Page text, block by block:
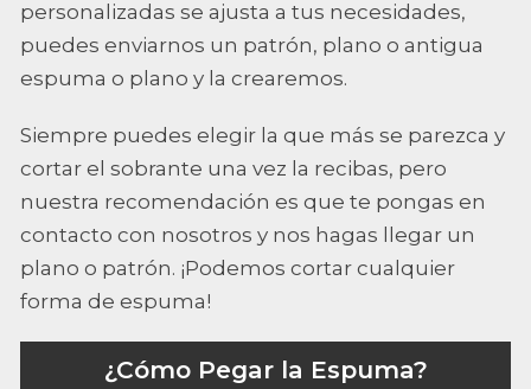
personalizadas se ajusta a tus necesidades,
puedes enviarnos un patrón, plano o antigua
espuma o plano y la crearemos.
Siempre puedes elegir la que más se parezca y
cortar el sobrante una vez la recibas, pero
nuestra recomendación es que te pongas en
contacto con nosotros y nos hagas llegar un
plano o patrón. ¡Podemos cortar cualquier
forma de espuma!
¿Cómo Pegar la Espuma?